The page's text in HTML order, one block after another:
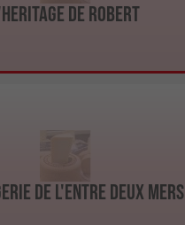
de Robert
de l'Entre Deux Mers